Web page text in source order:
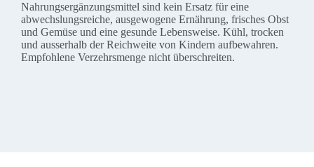
Nahrungsergänzungsmittel sind kein Ersatz für eine
abwechslungsreiche, ausgewogene Ernährung, frisches Obst
und Gemüse und eine gesunde Lebensweise. Kühl, trocken
und ausserhalb der Reichweite von Kindern aufbewahren.
Empfohlene Verzehrsmenge nicht überschreiten.